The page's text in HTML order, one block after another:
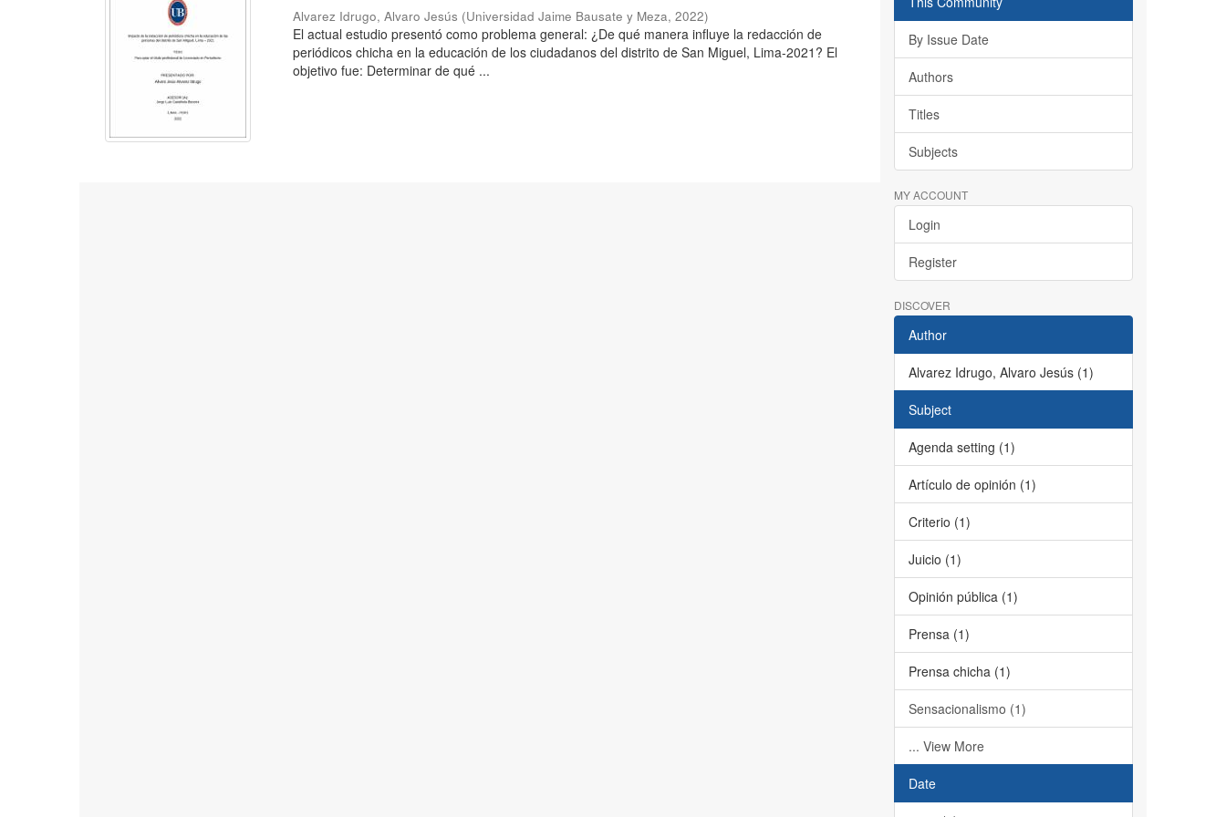
Alvarez Idrugo, Alvaro Jesús (Universidad Jaime Bausate y Meza,2022)
El actual estudio presentó como problema general: ¿De qué manera influye la redacción de
periódicos chicha en la educación de los ciudadanos del distrito de San Miguel, Lima-2021? El
objetivo fue: Determinar de qué ...
By Issue Date
Authors
Titles
Subjects
MY ACCOUNT
Login
Register
DISCOVER
Author
Alvarez Idrugo, Alvaro Jesús (1)
Subject
Agenda setting (1)
Artículo de opinión (1)
Criterio (1)
Juicio (1)
Opinión pública (1)
Prensa (1)
Prensa chicha (1)
Sensacionalismo (1)
... View More
Date